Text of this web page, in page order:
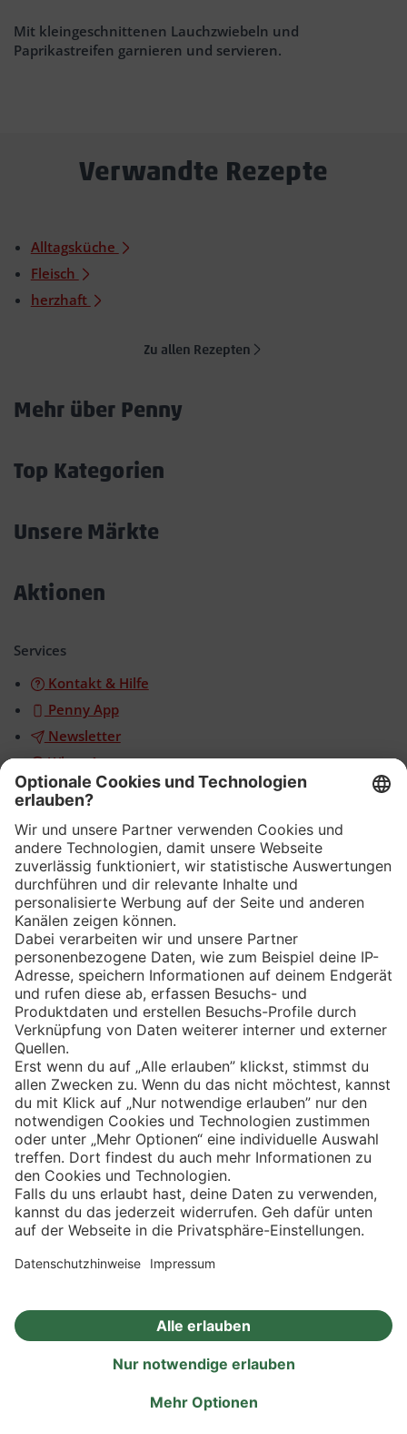
Aktionen Rezepte
Mit kleingeschnittenen Lauchzwiebeln und
Paprikastreifen garnieren und servieren.
Verwandte Rezepte
Alltagsküche
Fleisch
herzhaft
Zu allen Rezepten
Mehr über Penny
Top Kategorien
Unsere Märkte
Aktionen
Services
Kontakt & Hilfe
Penny App
Newsletter
WhatsApp
App
Eishockey
Impressum
Privatsphäre-Einstellungen